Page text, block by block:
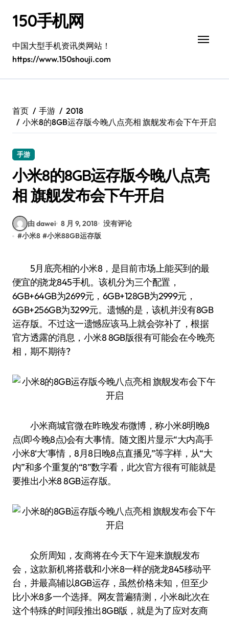
150手机网
中国大型手机资讯类网站！
https://www.150shouji.com
首页 手游
2018
小米8的8GB运存版今晚八点亮相 旗舰发布会下午开启
手游
小米8的8GB运存版今晚八点亮
相 旗舰发布会下午开启
由 dawei 8 月 9, 2018 没有评论
#小米8 #小米88GB运存版
5月底亮相的小米8，是目前市场上能买到的最
便宜的骁龙845手机。该机分为三个配置，
6GB+64GB为2699元，6GB+128GB为2999元，
6GB+256GB为3299元。遗憾的是，该机并没有8GB
运存版。不过这一遗憾应该马上就会弥补了，根据
官方透露的消息，小米8 8GB版很有可能会在今晚亮
相，期不期待?
小米商城官微在昨晚发布微博，称小米8明晚8
点(即今晚8点)会有大事情。随文图片显示“大内高手
小米8‘大’事情，8月8日晚8点直播见”等字样，从“大
内”和多个重复的“8”数字看，此次官方很有可能就是
要推出小米8 8GB运存版。
众所周知，友商将在今天下午迎来旗舰发布
会，这款新机将搭载和小米8一样的骁龙845移动平
台，并最高辅以8GB运存，虽然价格未知，但至少
比小米8多一个选择。网友普遍猜测，小米8此次在
这个特殊的时间段推出8GB版，就是为了应对友商